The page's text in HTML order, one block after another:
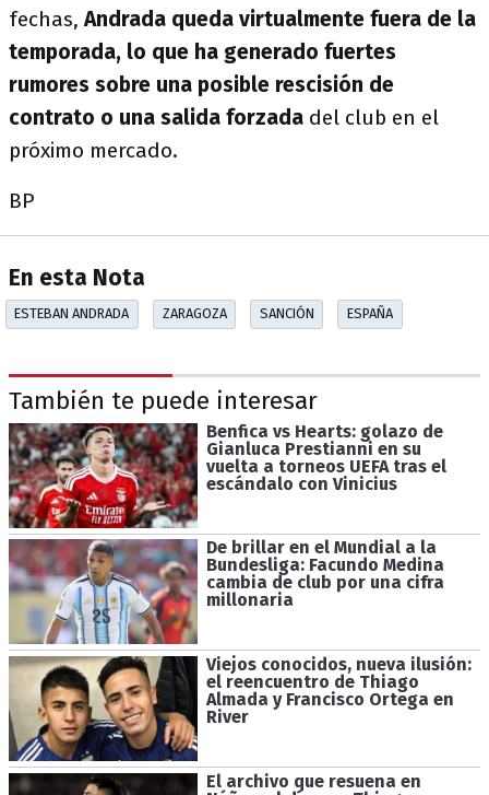
fechas, Andrada queda virtualmente fuera de la
temporada, lo que ha generado fuertes
rumores sobre una posible rescisión de
contrato o una salida forzada del club en el
próximo mercado.
BP
En esta Nota
ESTEBAN ANDRADA ZARAGOZA SANCIÓN ESPAÑA
También te puede interesar
Benfica vs Hearts: golazo de
Gianluca Prestianni en su
vuelta a torneos UEFA tras el
escándalo con Vinicius
De brillar en el Mundial a la
Bundesliga: Facundo Medina
cambia de club por una cifra
millonaria
Viejos conocidos, nueva ilusión:
el reencuentro de Thiago
Almada y Francisco Ortega en
River
El archivo que resuena en